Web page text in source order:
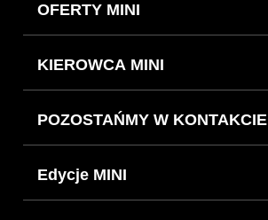
OFERTY MINI
KIEROWCA MINI
POZOSTAŃMY W KONTAKCIE
Edycje MINI